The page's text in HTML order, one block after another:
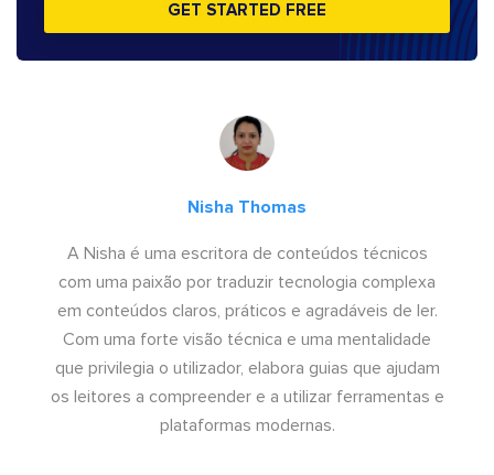
GET STARTED FREE
Nisha Thomas
A Nisha é uma escritora de conteúdos técnicos
com uma paixão por traduzir tecnologia complexa
em conteúdos claros, práticos e agradáveis de ler.
Com uma forte visão técnica e uma mentalidade
que privilegia o utilizador, elabora guias que ajudam
os leitores a compreender e a utilizar ferramentas e
plataformas modernas.